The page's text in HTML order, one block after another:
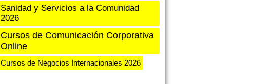
Sanidad y Servicios a la Comunidad
2026
Cursos de Comunicación Corporativa
Online
Cursos de Negocios Internacionales 2026